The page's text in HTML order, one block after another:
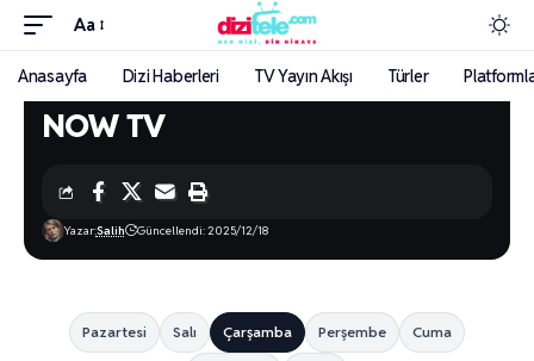
Aa
Anasayfa Dizi Haberleri TV Yayın Akışı Türler
NOW TV
Yazar:Salih Güncellendi: 2025/12/18
Pazartesi Salı Çarşamba Perşembe Cuma